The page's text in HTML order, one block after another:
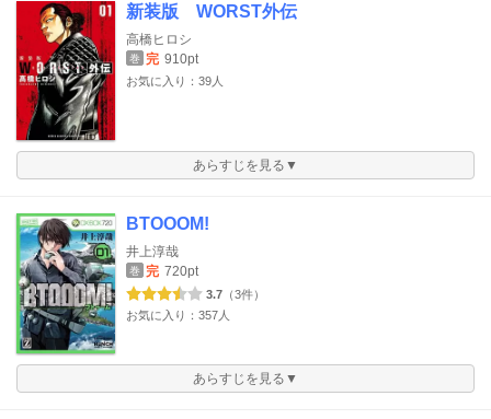
新装版 WORST外伝
高橋ヒロシ
巻 完 910pt
お気に入り：39人
あらすじを見る▼
BTOOOM!
井上淳哉
巻 完 720pt
3.7 （3件）
お気に入り：357人
あらすじを見る▼